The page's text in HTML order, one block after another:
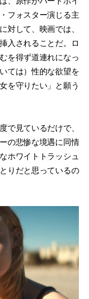
フォスター演じる主
対して、映画では、
入されることだ。ロ
を得ず道連れになっ
ては）性的な欲望を
を守りたい」と願う
で見ているだけで、
の悲惨な境遇に同情
ホワイトトラッシュ
りだと思っているの